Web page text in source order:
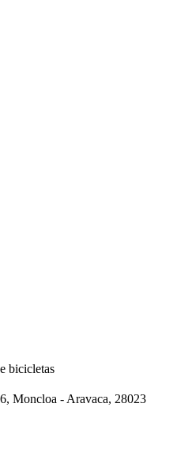
bicicletas
Moncloa - Aravaca, 28023